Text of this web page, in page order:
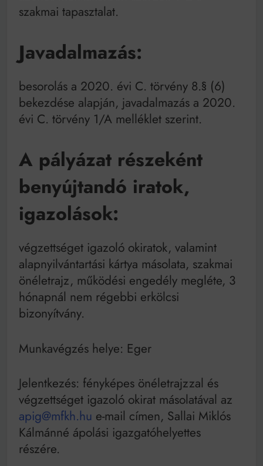
szakmai tapasztalat.
Javadalmazás:
besorolás a 2020. évi C. törvény 8.§ (6)
bekezdése alapján, javadalmazás a 2020.
évi C. törvény 1/A melléklet szerint.
A pályázat részeként
benyújtandó iratok,
igazolások:
végzettséget igazoló okiratok, valamint
alapnyilvántartási kártya másolata, szakmai
önéletrajz, működési engedély megléte, 3
hónapnál nem régebbi erkölcsi
bizonyítvány.
Munkavégzés helye: Eger
Jelentkezés: fényképes önéletrajzzal és
végzettséget igazoló okirat másolatával az
apig@mfkh.hu e-mail címen, Sallai Miklós
Kálmánné ápolási igazgatóhelyettes
részére.